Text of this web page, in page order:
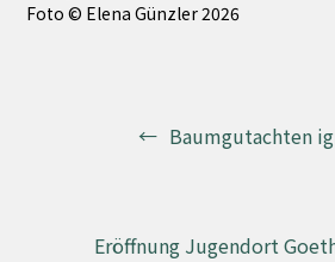
Foto © Elena Günzler 2026
Baumgutachten
Eröffnung Jugendort